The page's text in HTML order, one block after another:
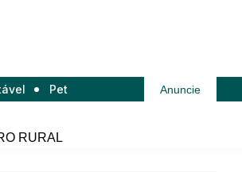
Pet Anuncie
RURAL